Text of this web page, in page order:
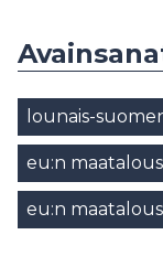
lounais-
eu:n
eu:n